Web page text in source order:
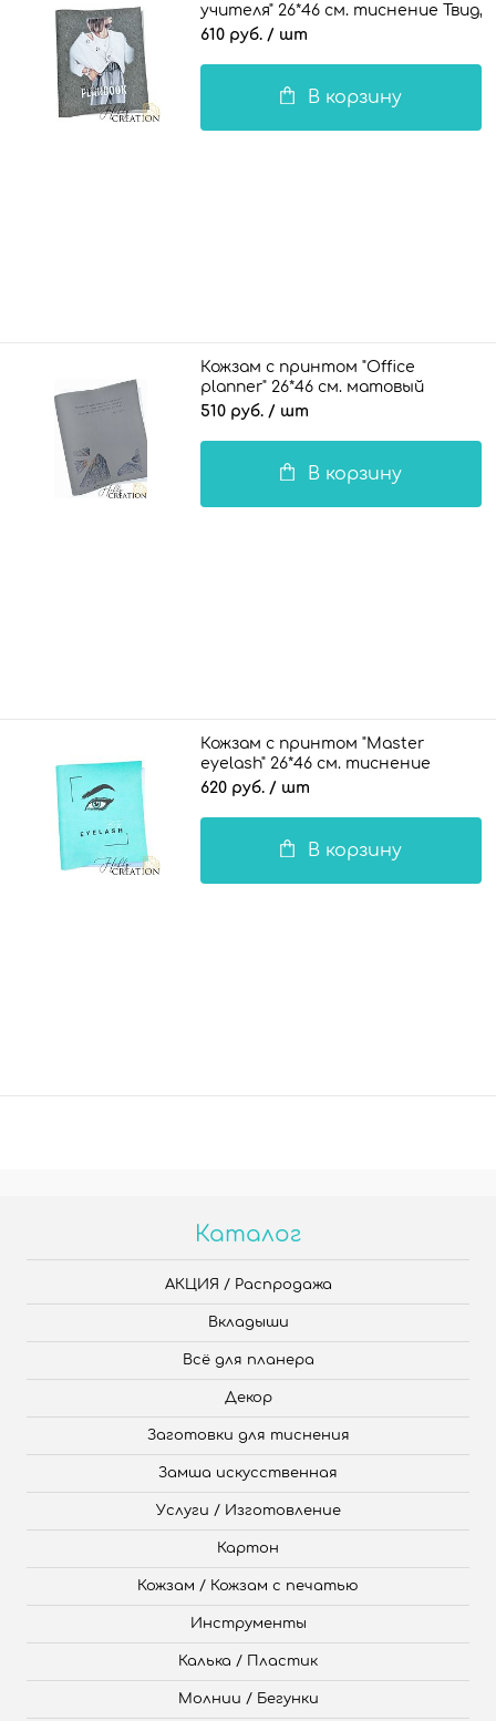
учителя" 26*46 см. тиснение Твид,
610 руб. / шт
В корзину
Кожзам с принтом "Office
planner" 26*46 см. матовый
однотонный, серый
510 руб. / шт
В корзину
Кожзам с принтом "Master
eyelash" 26*46 см. тиснение
жатая кожа, бирюзовый
620 руб. / шт
В корзину
Каталог
АКЦИЯ / Распродажа
Вкладыши
Всё для планера
Декор
Заготовки для тиснения
Замша искусственная
Услуги / Изготовление
Картон
Кожзам / Кожзам с печатью
Инструменты
Калька / Пластик
Молнии / Бегунки